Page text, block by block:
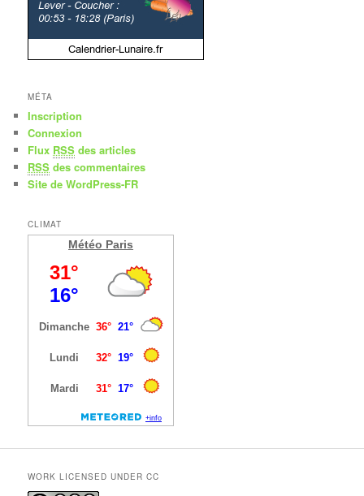
MÉTA
Inscription
Connexion
Flux RSS des articles
RSS des commentaires
Site de WordPress-FR
CLIMAT
Météo Paris
WORK LICENSED UNDER CC